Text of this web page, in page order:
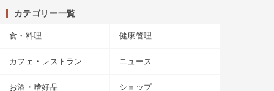
カテゴリー一覧
食・料理 健康管理
カフェ・レストラン ニュース
お酒・嗜好品 ショップ